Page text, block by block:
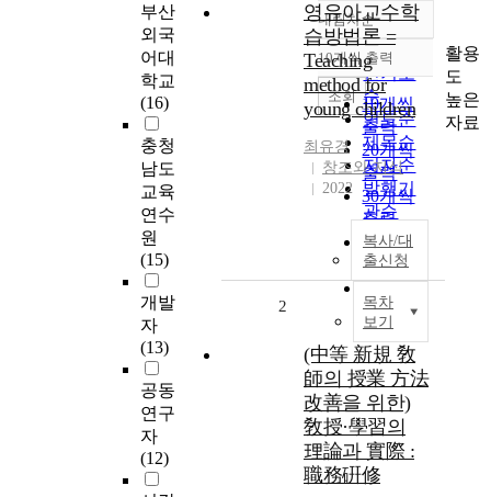
부산
외국
어대
학교
(16)
충청
남도
교육
연수
원
(15)
개발
자
(13)
공동
연구
자
(12)
정확도
순
인기도
순
연도순
제목순
저자순
발행기
관순
내림차순
내림차순
10개씩 출력
10개씩
출력
20개씩
출력
30개씩
출력
50개씩
출력
출력
조회
영유아교수학
습방법론 =
Teaching
method for
young children
최유경
창조와 지식
2022
복사/대
출신청
목차
보기
2
(中等 新規 敎
師의 授業 方法
改善을 위한)
敎授·學習의
理論과 實際 :
職務硏修
활용
도
높은
자료